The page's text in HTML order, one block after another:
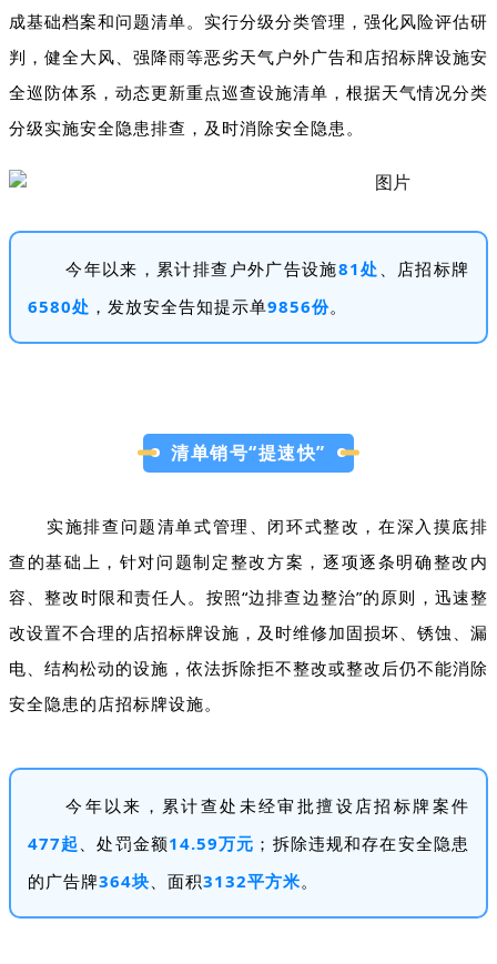
成基础档案和问题清单。实行分级分类管理，强化风险评估研
判，健全大风、强降雨等恶劣天气户外广告和店招标牌设施安
全巡防体系，动态更新重点巡查设施清单，根据天气情况分类
分级实施安全隐患排查，及时消除安全隐患。
今年以来，累计排查户外广告设施81处 、店招标牌
6580处 ，发放安全告知提示单9856份。
清单销号“提速快”
实施排查问题清单式管理、闭环式整改，在深入摸底排
查的基础上，针对问题制定整改方案，逐项逐条明确整改内
容、整改时限和责任人。按照“边排查边整治”的原则，迅速整
改设置不合理的店招标牌设施，及时维修加固损坏、锈蚀、漏
电、结构松动的设施，依法拆除拒不整改或整改后仍不能消除
安全隐患的店招标牌设施。
今年以来，累计查处未经审批擅设店招标牌案件
477起
、处罚金额14.59万元 ；拆除违规和存在安全隐患
的广告牌364块 、面积3132平方米。